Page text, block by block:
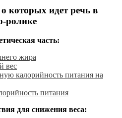
которых идет речь в
ролике
часть:
жира
вес
калорийность питания на
питания
для снижения веса: